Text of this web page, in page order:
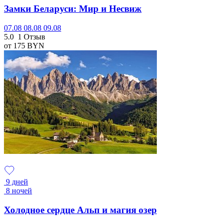
Замки Беларуси: Мир и Несвиж
07.08 08.08 09.08
5.0 1 Отзыв
от 175 BYN
9 дней
8 ночей
Холодное сердце Альп и магия озер